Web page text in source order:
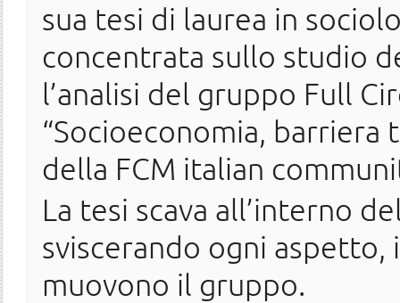
sua tesi di laurea in
concentrata sullo studio
l’analisi del gruppo Full
“Socioeconomia, barriera
della FCM italian
La tesi scava all’interno
sviscerando ogni aspetto,
muovono il gruppo.